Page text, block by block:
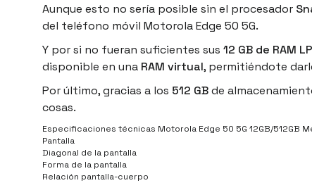
Aunque esto no sería posible sin el procesador
del teléfono móvil Motorola Edge 50 5G.
Y por si no fueran suficientes sus 12 GB de RAM
disponible en una RAM virtual, permitiéndote
Por último, gracias a los 512 GBde
cosas.
Especificaciones técnicas Motorola Edge 50 5G 12GB/512GB
Pantalla
Diagonal de la pantalla
Forma de la pantalla
Relación pantalla-cuerpo